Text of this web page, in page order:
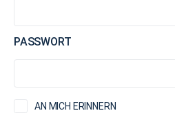
PASSWORT
AN MICH ERINNERN